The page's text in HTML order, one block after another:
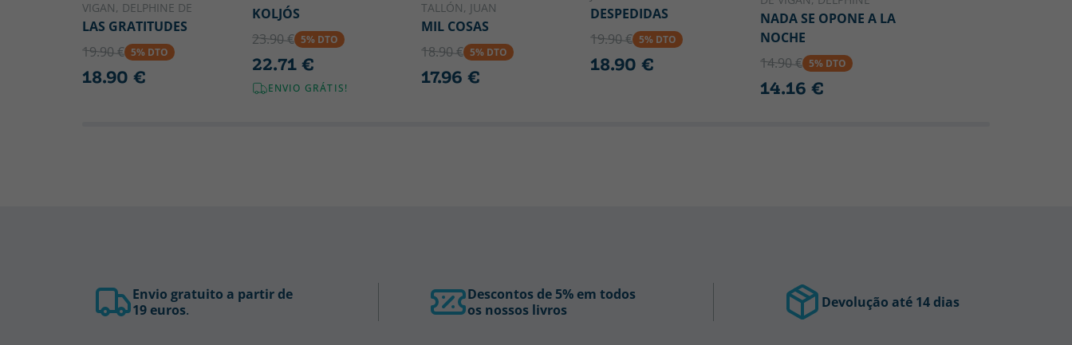
VIGAN, DELPHINE DE
LAS GRATITUDES
19.90 € 5% DTO
18.90 €
KOLJÓS
23.90 € 5% DTO
22.71 €
ENVIO GRÁTIS!
TALLÓN, JUAN
MIL COSAS
18.90 € 5% DTO
17.96 €
DESPEDIDAS
19.90 € 5% DTO
18.90 €
NADA SE OPONE A LA
NOCHE
14.90 € 5% DTO
14.16 €
Envio gratuito a partir de
19 euros.
Descontos de 5% em todos
os nossos livros
Devolução até 14 dias